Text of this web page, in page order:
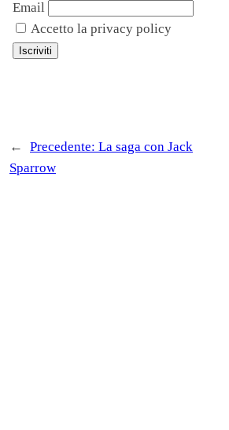
Email
Accetto la privacy policy
← Precedente: La saga con Jack
Sparrow